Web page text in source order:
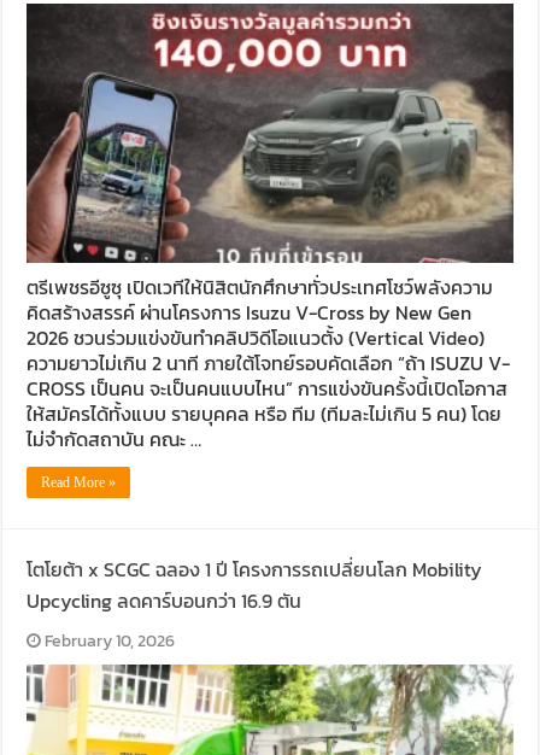
ตรีเพชรอีซูซุ เปิดเวทีให้นิสิตนักศึกษาทั่วประเทศโชว์พลังความ
คิดสร้างสรรค์ ผ่านโครงการ Isuzu V-Cross by New Gen
2026 ชวนร่วมแข่งขันทำคลิปวิดีโอแนวตั้ง (Vertical Video)
ความยาวไม่เกิน 2 นาที ภายใต้โจทย์รอบคัดเลือก “ถ้า ISUZU V-
CROSS เป็นคน จะเป็นคนแบบไหน” การแข่งขันครั้งนี้เปิดโอกาส
ให้สมัครได้ทั้งแบบ รายบุคคล หรือ ทีม (ทีมละไม่เกิน 5 คน) โดย
ไม่จำกัดสถาบัน คณะ …
Read More »
โตโยต้า x SCGC ฉลอง 1 ปี โครงการรถเปลี่ยนโลก Mobility
Upcycling ลดคาร์บอนกว่า 16.9 ตัน
February 10, 2026